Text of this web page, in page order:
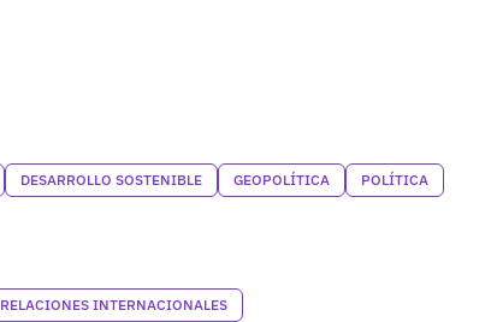
DESARROLLO SOSTENIBLE GEOPOLÍTICA POLÍTICA
RELACIONES INTERNACIONALES